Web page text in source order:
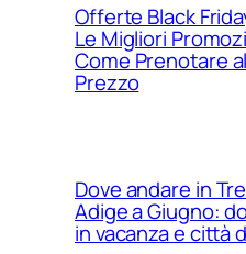
Offerte Black
Le Migliori
Come Prenotare
Prezzo
Dove andare in
Adige a Giugno:
in vacanza e città